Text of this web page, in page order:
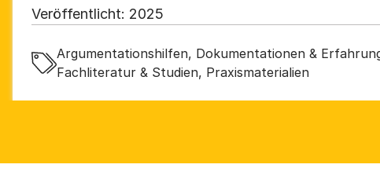
Antisemitismus e. V. (RIAS Bund), Kreuzberger
Antisemitismus – KIgA e. V., Zentralrat der Juden in
K.d.ö.R.
Veröffentlicht: 2025
Argumentationshilfen, Dokumentationen &
Fachliteratur & Studien, Praxismaterialien